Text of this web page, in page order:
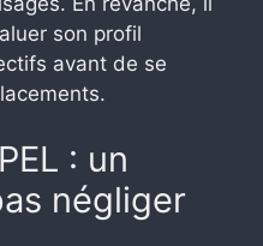
son profil
avant de se
: un
négliger